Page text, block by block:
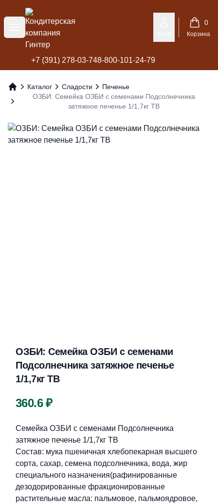
Меню
Кондитерская компания Гинтер
0
Корзина
+7 (391) 278-03-748-800-101-24-79
Главная
Каталог Сладости
Печенье
ОЗБИ: Семейка ОЗБИ с семенами Подсолнечника
затяжное печенье 1/1,7кг ТВ
ОЗБИ: Семейка ОЗБИ с семенами
Подсолнечника затяжное печенье
1/1,7кг ТВ
360.6 ₽
Описание
Семейка ОЗБИ с семенами Подсолнечника
затяжное печенье 1/1,7кг ТВ
Состав: мука пшеничная хлебопекарная высшего
сорта, сахар, семена подсолнечника, вода, жир
специального назначения(рафинированные
дезодорированные фракционированные
растительные масла: пальмовое, пальмоядровое,